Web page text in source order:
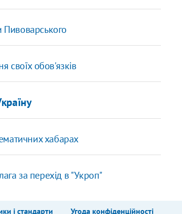
Пивоварського
своїх обов'язків
хабарах
за перехід в "Укроп"
і стандарти Угода конфіденційності